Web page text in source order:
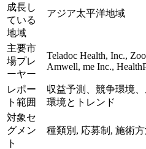
成長し
ている
地域
アジア太平洋地域
主要市
場プレ
ーヤー
Teladoc Health, Inc.,
Amwell, me Inc.,
レポー
ト範囲
収益予測、競争環境
環境とトレンド
対象セ
グメン
ト
種類別, 応募制, 施術